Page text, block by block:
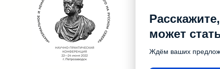
может
Ждём ваших